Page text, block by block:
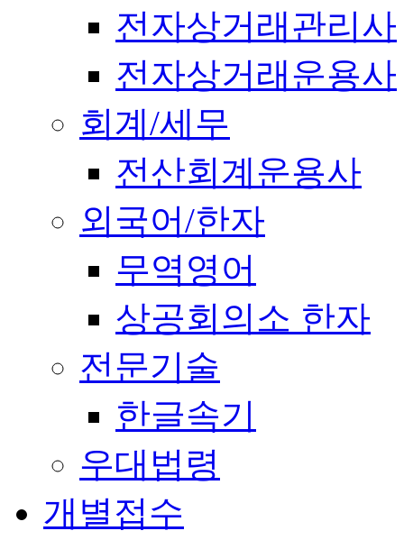
전자상거래관리사
전자상거래운용사
회계/세무
전산회계운용사
외국어/한자
무역영어
상공회의소 한자
전문기술
한글속기
우대법령
개별접수